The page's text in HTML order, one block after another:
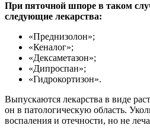
При пяточной шпоре в таком
следующие лекарства:
«Преднизолон»;
«Кеналог»;
«Дексаметазон»;
«Дипроспан»;
«Гидрокортизон».
Выпускаются лекарства в виде
он в патологическую область.
воспаления и отечности, но не